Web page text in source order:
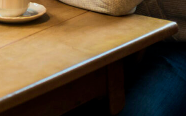
Wasser der Tiroler Ache – und sind
an Gesteinswänden und Klippen
von schroffem Gestein,
zu einem einzigartigen